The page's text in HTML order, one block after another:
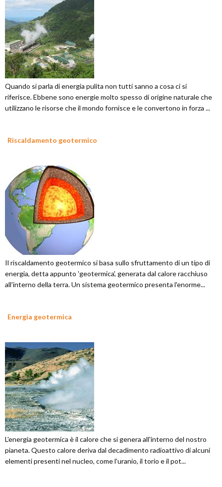
Quando si parla di energia pulita non tutti sanno a cosa ci si
riferisce. Ebbene sono energie molto spesso di origine naturale che
utilizzano le risorse che il mondo fornisce e le convertono in forza ...
Riscaldamento geotermico
Il riscaldamento geotermico si basa sullo sfruttamento di un tipo di
energia, detta appunto 'geotermica', generata dal calore racchiuso
all'interno della terra. Un sistema geotermico presenta l'enorme...
Energia geotermica
L'energia geotermica è il calore che si genera all'interno del nostro
pianeta. Questo calore deriva dal decadimento radioattivo di alcuni
elementi presenti nel nucleo, come l'uranio, il torio e il pot...